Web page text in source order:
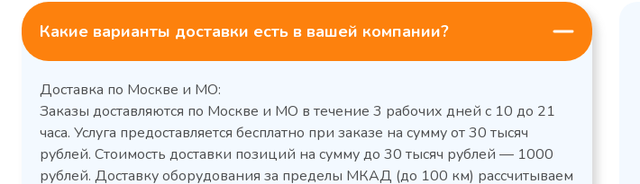
Какие варианты доставки есть в вашей компании?
Доставка по Москве и МО:
Заказы доставляются по Москве и МО в течение 3 рабочих дней с 10 до 21
часа. Услуга предоставляется бесплатно при заказе на сумму от 30 тысяч
рублей. Стоимость доставки позиций на сумму до 30 тысяч рублей — 1000
рублей. Доставку оборудования за пределы МКАД (до 100 км) рассчитываем